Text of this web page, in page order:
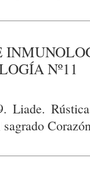
Nº11
Liade.